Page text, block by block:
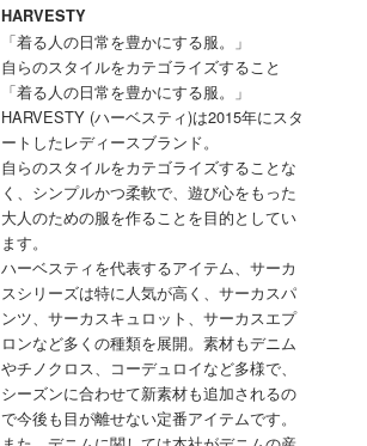
HARVESTY
「着る人の日常を豊かにする服。」
自らのスタイルをカテゴライズすること
「着る人の日常を豊かにする服。」
HARVESTY (ハーベスティ)は2015年にスタ
ートしたレディースブランド。
自らのスタイルをカテゴライズすることな
く、シンプルかつ柔軟で、遊び心をもった
大人のための服を作ることを目的としてい
ます。
ハーベスティを代表するアイテム、サーカ
スシリーズは特に人気が高く、サーカスパ
ンツ、サーカスキュロット、サーカスエプ
ロンなど多くの種類を展開。素材もデニム
やチノクロス、コーデュロイなど多様で、
シーズンに合わせて新素材も追加されるの
で今後も目が離せない定番アイテムです。